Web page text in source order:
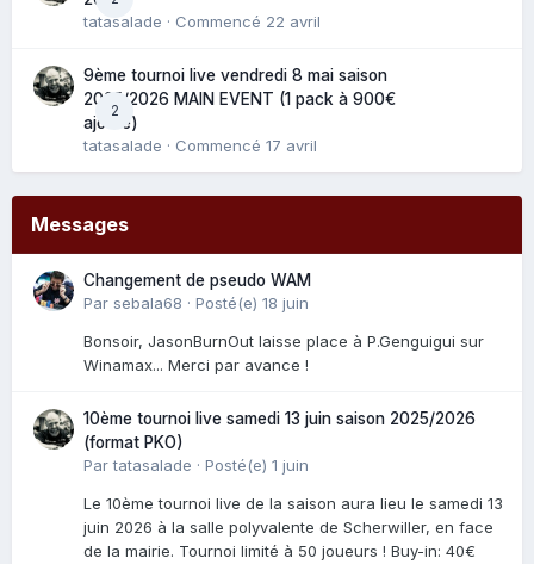
tatasalade · Commencé 22 avril
2
9ème tournoi live vendredi 8 mai saison
2025/2026 MAIN EVENT (1 pack à 900€
ajouté)
tatasalade · Commencé 17 avril
Messages
Changement de pseudo WAM
Par sebala68 · Posté(e) 18 juin
Bonsoir, JasonBurnOut laisse place à P.Genguigui sur
Winamax... Merci par avance !
10ème tournoi live samedi 13 juin saison 2025/2026
(format PKO)
Partatasalade · Posté(e) 1 juin
Le 10ème tournoi live de la saison aura lieu le samedi 13
juin 2026 à la salle polyvalente de Scherwiller, en face
de la mairie. Tournoi limité à 50 joueurs ! Buy-in: 40€